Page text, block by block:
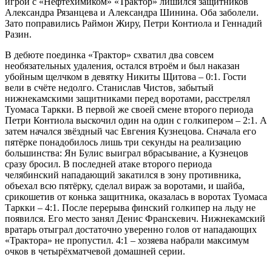
Александра Рязанцева и Александра Шинина. Оба заболели.
Зато поправились Раймон Жиру, Петри Контиола и Геннадий
Разин.
В дебюте поединка «Трактор» схватил два совсем
необязательных удаления, остался втроём и был наказан
убойным щелчком в девятку Никиты Щитова – 0:1. Гости
вели в счёте недолго. Станислав Чистов, забытый
нижнекамскими защитниками перед воротами, расстрелял
Туомаса Таркки. В первой же своей смене второго периода
Петри Контиола выскочил один на один с голкипером – 2:1. А
затем начался звёздный час Евгения Кузнецова. Сначала его
пятёрке понадобилось лишь три секунды на реализацию
большинства: Ян Булис выиграл вбрасывание, а Кузнецов
сразу бросил. В последней атаке второго периода
челябинский нападающий закатился в зону противника,
объехал всю пятёрку, сделал вираж за воротами, и шайба,
срикошетив от конька защитника, оказалась в воротах Туомаса
Таркки – 4:1. После перерыва финский голкипер на льду не
появился. Его место занял Денис Франскевич. Нижнекамский
вратарь отыграл достаточно уверенно голов от нападающих
«Трактора» не пропустил. 4:1 – хозяева набрали максимум
очков в четырёхматчевой домашней серии.